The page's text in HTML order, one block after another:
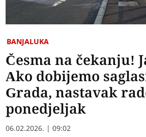
BANJALUKA
Česma na čekanju!
Ako dobijemo
Grada, nastavak
ponedjeljak
06.02.2026. | 09:02